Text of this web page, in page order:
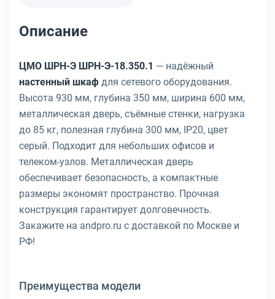
Описание
ЦМО ШРН-Э ШРН-Э-18.350.1 — надёжный
настенный шкаф для сетевого оборудования.
Высота 930 мм, глубина 350 мм, ширина 600 мм,
металлическая дверь, съёмные стенки, нагрузка
до 85 кг, полезная глубина 300 мм, IP20, цвет
серый. Подходит для небольших офисов и
телеком-узлов. Металлическая дверь
обеспечивает безопасность, а компактные
размеры экономят пространство. Прочная
конструкция гарантирует долговечность.
Закажите на andpro.ru с доставкой по Москве и
РФ!
Преимущества модели